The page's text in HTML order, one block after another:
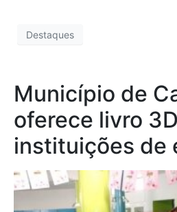
Destaques
Município de
oferece livro
instituições de